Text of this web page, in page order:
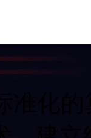
化的